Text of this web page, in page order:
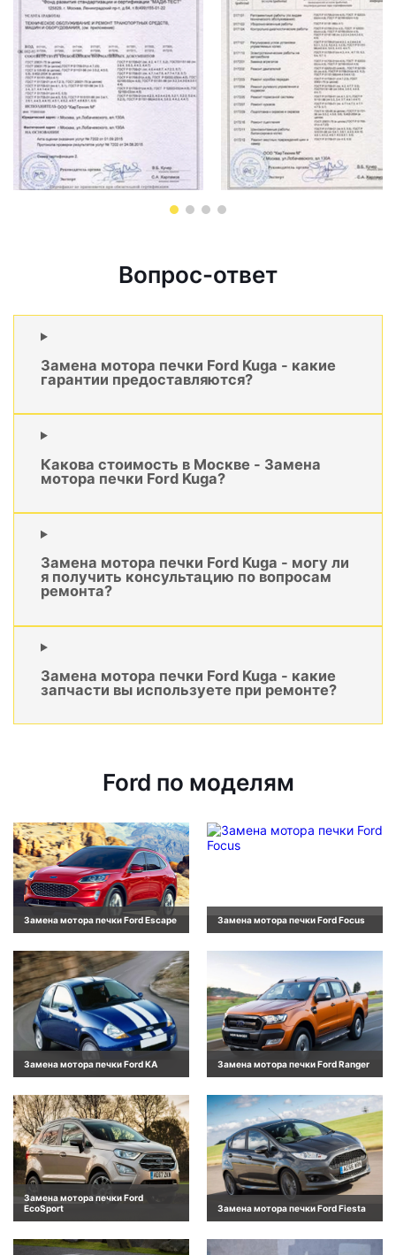
Вопрос-ответ
Замена мотора печки Ford Kuga - какие
гарантии предоставляются?
Какова стоимость в Москве - Замена
мотора печки Ford Kuga?
Замена мотора печки Ford Kuga - могу ли
я получить консультацию по вопросам
ремонта?
Замена мотора печки Ford Kuga - какие
запчасти вы используете при ремонте?
Ford по моделям
Замена мотора печки Ford Escape Замена мотора печки Ford Focus
Замена мотора печки Ford KA Замена мотора печки Ford Ranger
Замена мотора печки Ford
EcoSport
Замена мотора печки Ford Fiesta